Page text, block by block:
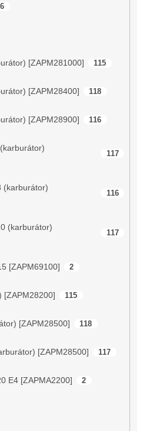
[ZAPM281000] 115
[ZAPM28400] 118
[ZAPM28900] 116
117
(karburátor)
116
(karburátor)
117
[ZAPM69100] 2
[ZAPM28200] 115
[ZAPM28500] 118
[ZAPM28500] 117
E4 [ZAPMA2200] 2